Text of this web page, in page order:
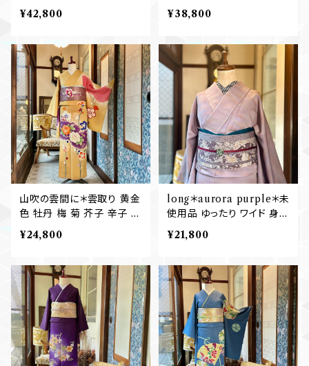
訪問着セット 礼装 七五三
ママ 卒業式 入学式 訪問着
¥42,800
業式 入学式 訪問着+袋帯
B269
¥38,800
山吹の雲間に＊雲取り 黄金
色 牡丹 梅 菊 芥子 辛子 黄
色 イエロー マスタード ア
ンティーク訪問着 結婚式
¥24,800
long＊aurora purple＊未
使用品 ゆったり ワイド 身幅
広め グラデーション 小紋着
物 A922
¥21,800